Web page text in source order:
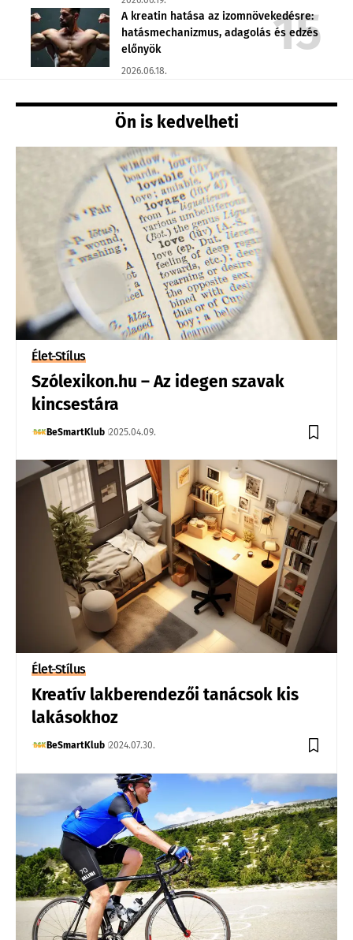
A kreatin hatása az izomnövekedésre:
hatásmechanizmus, adagolás és edzés
előnyök
2026.06.18.
Ön is kedvelheti
Élet-Stílus
Szólexikon.hu – Az idegen szavak
kincsestára
BeSmartKlub 2025.04.09.
Élet-Stílus
Kreatív lakberendezői tanácsok kis
lakásokhoz
BeSmartKlub 2024.07.30.